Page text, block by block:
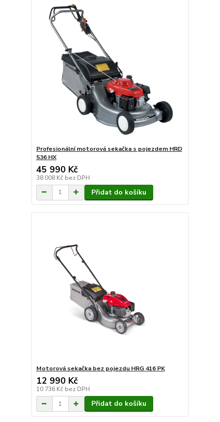
Profesionální motorová sekačka s pojezdem HRD
536 HX
45 990 Kč
38 008 Kč bez DPH
Přidat do košíku
Motorová sekačka bez pojezdu HRG 416 PK
12 990 Kč
10 736 Kč bez DPH
Přidat do košíku